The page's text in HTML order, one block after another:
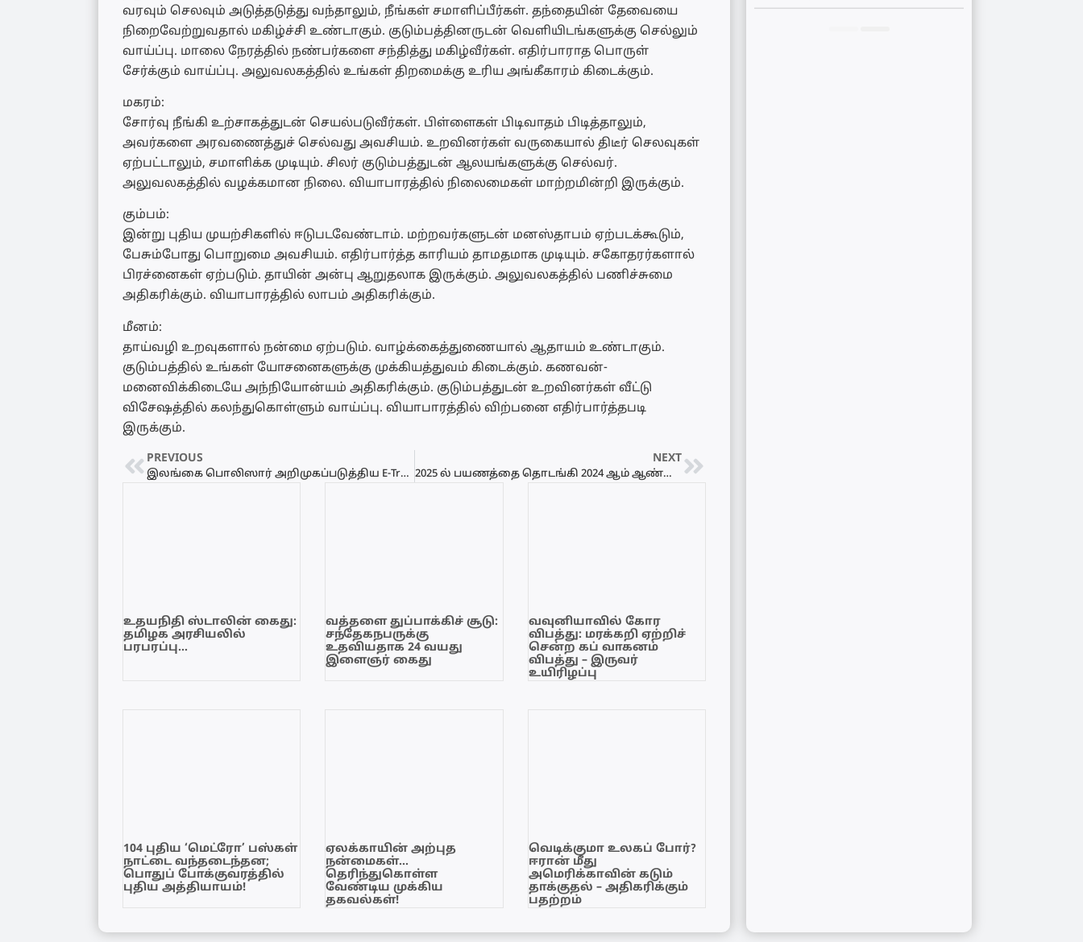
வரவும் செலவும் அடுத்தடுத்து வந்தாலும், நீங்கள் சமாளிப்பீர்கள். தந்தையின் தேவையை
நிறைவேற்றுவதால் மகிழ்ச்சி உண்டாகும். குடும்பத்தினருடன் வெளியிடங்களுக்கு செல்லும்
வாய்ப்பு. மாலை நேரத்தில் நண்பர்களை சந்தித்து மகிழ்வீர்கள். எதிர்பாராத பொருள்
சேர்க்கும் வாய்ப்பு. அலுவலகத்தில் உங்கள் திறமைக்கு உரிய அங்கீகாரம் கிடைக்கும்.
மகரம்:
சோர்வு நீங்கி உற்சாகத்துடன் செயல்படுவீர்கள். பிள்ளைகள் பிடிவாதம் பிடித்தாலும்,
அவர்களை அரவணைத்துச் செல்வது அவசியம். உறவினர்கள் வருகையால் திடீர் செலவுகள்
ஏற்பட்டாலும், சமாளிக்க முடியும். சிலர் குடும்பத்துடன் ஆலயங்களுக்கு செல்வர்.
அலுவலகத்தில் வழக்கமான நிலை. வியாபாரத்தில் நிலைமைகள் மாற்றமின்றி இருக்கும்.
கும்பம்:
இன்று புதிய முயற்சிகளில் ஈடுபடவேண்டாம். மற்றவர்களுடன் மனஸ்தாபம் ஏற்படக்கூடும்,
பேசும்போது பொறுமை அவசியம். எதிர்பார்த்த காரியம் தாமதமாக முடியும். சகோதரர்களால்
பிரச்னைகள் ஏற்படும். தாயின் அன்பு ஆறுதலாக இருக்கும். அலுவலகத்தில் பணிச்சுமை
அதிகரிக்கும். வியாபாரத்தில் லாபம் அதிகரிக்கும்.
மீனம்:
தாய்வழி உறவுகளால் நன்மை ஏற்படும். வாழ்க்கைத்துணையால் ஆதாயம் உண்டாகும்.
குடும்பத்தில் உங்கள் யோசனைகளுக்கு முக்கியத்துவம் கிடைக்கும். கணவன்-
மனைவிக்கிடையே அந்நியோன்யம் அதிகரிக்கும். குடும்பத்துடன் உறவினர்கள் வீட்டு
விசேஷத்தில் கலந்துகொள்ளும் வாய்ப்பு. வியாபாரத்தில் விற்பனை எதிர்பார்த்தபடி
இருக்கும்.
PREVIOUS
இலங்கை பொலிஸார் அறிமுகப்படுத்திய E-Traffic செயலி!
NEXT
2025 ல் பயணத்தை தொடங்கி 2024 ஆம் ஆண்டுக்கு பயணித்த விமானம்!
உதயநிதி ஸ்டாலின் கைது:
தமிழக அரசியலில்
பரபரப்பு…
வத்தளை துப்பாக்கிச் சூடு:
சந்தேகநபருக்கு
உதவியதாக 24 வயது
இளைஞர் கைது
வவுனியாவில் கோர
விபத்து: மரக்கறி ஏற்றிச்
சென்ற கப் வாகனம்
விபத்து – இருவர்
உயிரிழப்பு
104 புதிய ‘மெட்ரோ’ பஸ்கள்
நாட்டை வந்தடைந்தன;
பொதுப் போக்குவரத்தில்
புதிய அத்தியாயம்!
ஏலக்காயின் அற்புத
நன்மைகள்…
தெரிந்துகொள்ள
வேண்டிய முக்கிய
தகவல்கள்!
வெடிக்குமா உலகப் போர்?
ஈரான் மீது
அமெரிக்காவின் கடும்
தாக்குதல் – அதிகரிக்கும்
பதற்றம்